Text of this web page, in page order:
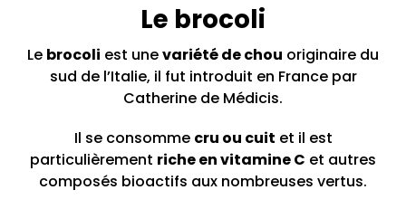
Le brocoli
Le brocoli est unevariété de chou originaire du
sud de l’Italie, il fut introduit en France par
Catherine de Médicis.
Il se consomme cru ou cuit et il est
particulièrement riche en vitamine C et autres
composés bioactifs aux nombreuses vertus.